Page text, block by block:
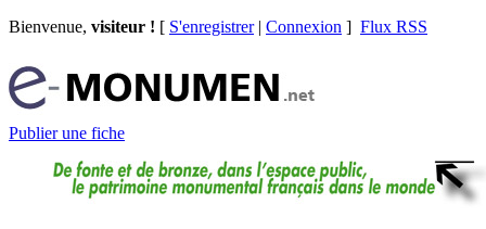
Bienvenue, visiteur ! [ S'enregistrer| Connexion ] Flux RSS
Publier une fiche